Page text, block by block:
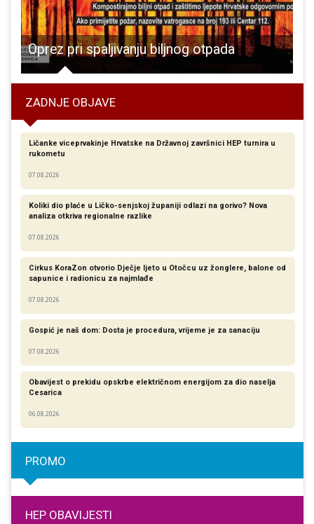
Oprez pri spaljivanju biljnog otpada
ZADNJE OBJAVE
Ličanke viceprvakinje Hrvatske na Državnoj završnici HEP turnira u
rukometu
07.08.2026
Koliki dio plaće u Ličko-senjskoj županiji odlazi na gorivo? Nova
analiza otkriva regionalne razlike​
07.08.2026
Cirkus KoraZon otvorio Dječje ljeto u Otočcu uz žonglere, balone od
sapunice i radionicu za najmlađe
07.08.2026
Gospić je naš dom: Dosta je procedura, vrijeme je za sanaciju
07.08.2026
Obavijest o prekidu opskrbe električnom energijom za dio naselja
Cesarica
06.08.2026
PROMO
HEP OBAVIJESTI